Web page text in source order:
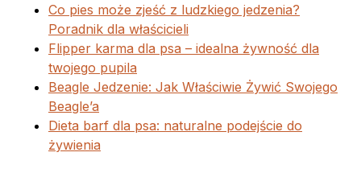
Co pies może zjeść z ludzkiego jedzenia?
Poradnik dla właścicieli
Flipper karma dla psa – idealna żywność dla
twojego pupila
Beagle Jedzenie: Jak Właściwie Żywić Swojego
Beagle’a
Dieta barf dla psa: naturalne podejście do
żywienia